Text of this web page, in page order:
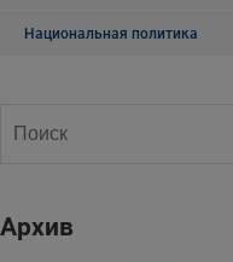
Национальная политика
Архив